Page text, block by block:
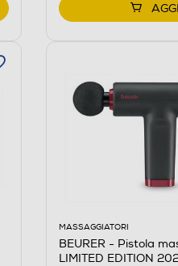
MASSAGGIATORI
BEURER - Pistola
LIMITED EDITION